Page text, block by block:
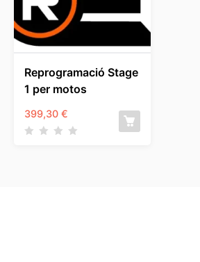
Reprogramació Stage
1 per motos
399,30 €